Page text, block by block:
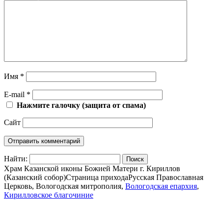
Имя *
E-mail *
Нажмите галочку (защита от спама)
Сайт
Найти:
Храм Казанской иконы Божией Матери г. Кириллов
(Казанский собор)Страница приходаРусская Православная
Церковь, Вологодская митрополия, Вологодская епархия,
Кирилловское благочиние